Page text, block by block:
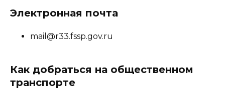
Электронная почта
mail@r33.fssp.gov.ru
Как добраться на общественном
транспорте